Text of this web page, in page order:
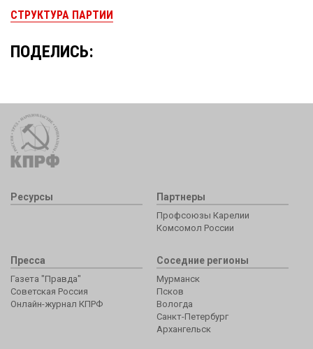
СТРУКТУРА ПАРТИИ
ПОДЕЛИСЬ:
Ресурсы Партнеры
Профсоюзы Карелии
Комсомол России
Пресса
Газета "Правда"
Советская Россия
Онлайн-журнал КПРФ
Соседние регионы
Мурманск
Псков
Вологда
Санкт-Петербург
Архангельск